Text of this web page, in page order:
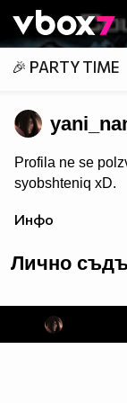
👾
🎉 PARTY TIME
Profila ne se
syobshteniq xD.
Инфо
Лично